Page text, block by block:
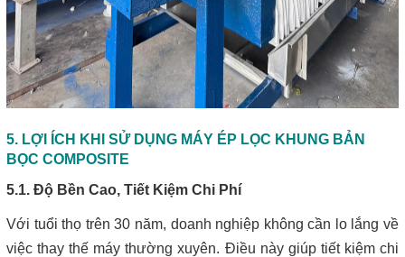
5. LỢI ÍCH KHI SỬ DỤNG MÁY ÉP LỌC KHUNG BẢN
BỌC COMPOSITE
5.1. Độ Bền Cao, Tiết Kiệm Chi Phí
Với tuổi thọ trên 30 năm, doanh nghiệp không cần lo lắng về
việc thay thế máy thường xuyên. Điều này giúp tiết kiệm chi